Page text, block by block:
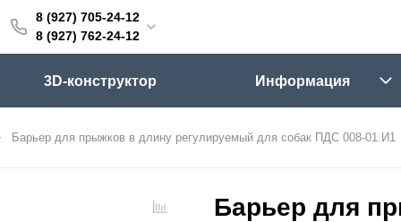
8 (927) 705-24-12
8 (927) 762-24-12
24-12
24-12
3D-конструктор Информация
Барьер для прыжков в длину регулируемый для собак ПДС 008-01.И1
Барьер для